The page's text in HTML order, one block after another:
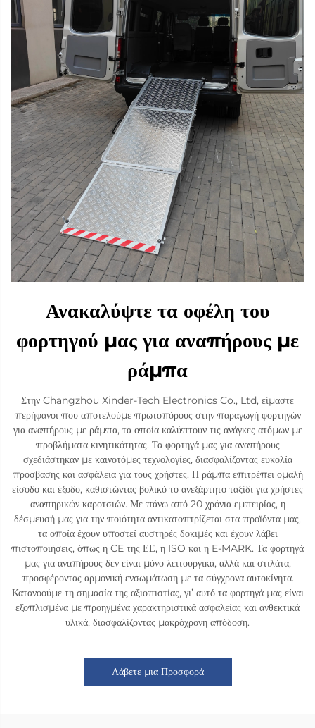
Ανακαλύψτε τα οφέλη του
φορτηγού μας για αναπήρους με
ράμπα
Στην Changzhou Xinder-Tech Electronics Co., Ltd, είμαστε
περήφανοι που αποτελούμε πρωτοπόρους στην παραγωγή φορτηγών
για αναπήρους με ράμπα, τα οποία καλύπτουν τις ανάγκες ατόμων με
προβλήματα κινητικότητας. Τα φορτηγά μας για αναπήρους
σχεδιάστηκαν με καινοτόμες τεχνολογίες, διασφαλίζοντας ευκολία
πρόσβασης και ασφάλεια για τους χρήστες. Η ράμπα επιτρέπει ομαλή
είσοδο και έξοδο, καθιστώντας βολικό το ανεξάρτητο ταξίδι για χρήστες
αναπηρικών καροτσιών. Με πάνω από 20 χρόνια εμπειρίας, η
δέσμευσή μας για την ποιότητα αντικατοπτρίζεται στα προϊόντα μας,
τα οποία έχουν υποστεί αυστηρές δοκιμές και έχουν λάβει
πιστοποιήσεις, όπως η CE της ΕΕ, η ISO και η E-MARK. Τα φορτηγά
μας για αναπήρους δεν είναι μόνο λειτουργικά, αλλά και στιλάτα,
προσφέροντας αρμονική ενσωμάτωση με τα σύγχρονα αυτοκίνητα.
Κατανοούμε τη σημασία της αξιοπιστίας, γι’ αυτό τα φορτηγά μας είναι
εξοπλισμένα με προηγμένα χαρακτηριστικά ασφαλείας και ανθεκτικά
υλικά, διασφαλίζοντας μακρόχρονη απόδοση.
Λάβετε μια Προσφορά